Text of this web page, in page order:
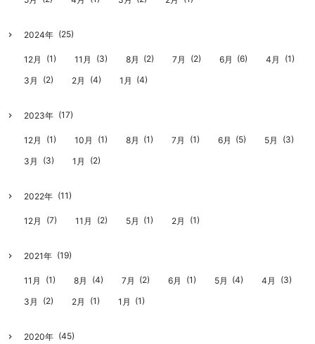
2024年 (25)
12月 (1) 11月 (3) 8月 (2) 7月 (2) 6月 (6) 4月 (1)
3月 (2) 2月 (4) 1月 (4)
2023年 (17)
12月 (1) 10月 (1) 8月 (1) 7月 (1) 6月 (5) 5月 (3)
3月 (3) 1月 (2)
2022年 (11)
12月 (7) 11月 (2) 5月 (1) 2月 (1)
2021年 (19)
11月 (1) 8月 (4) 7月 (2) 6月 (1) 5月 (4) 4月 (3)
3月 (2) 2月 (1) 1月 (1)
2020年 (45)